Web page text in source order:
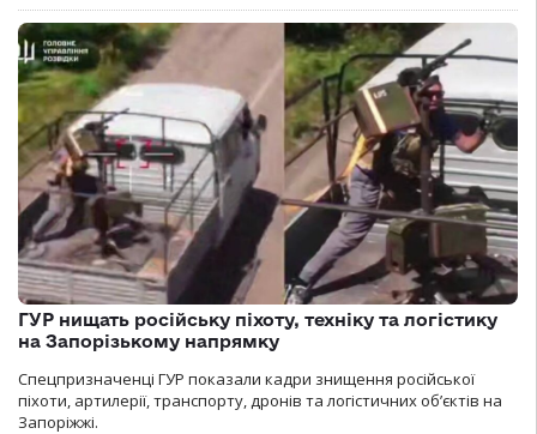
ГУР нищать російську піхоту, техніку та логістику
на Запорізькому напрямку
Спецпризначенці ГУР показали кадри знищення російської
піхоти, артилерії, транспорту, дронів та логістичних об’єктів на
Запоріжжі.